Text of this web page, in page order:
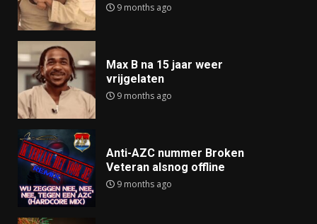
9 months ago
Max B na 15 jaar weer
vrijgelaten
9 months ago
Anti-AZC nummer Broken
Veteran alsnog offline
9 months ago